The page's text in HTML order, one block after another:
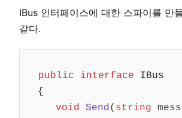
IBus 인터페이스에 대한 스파이를 만
같다.
public interface
IBus
{
void
Send( string